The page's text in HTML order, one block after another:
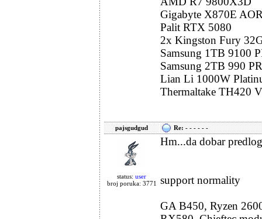
Gigabyte X870E
Palit RTX 5080
2x Kingston Fury
Samsung 1TB 9100
Samsung 2TB 990
Lian Li 1000W
Thermaltake TH420
pajsgudgud Re: - - - - - -
status: user
broj poruka: 3771
Hm...da dobar
support normality
GA B450, Ryzen